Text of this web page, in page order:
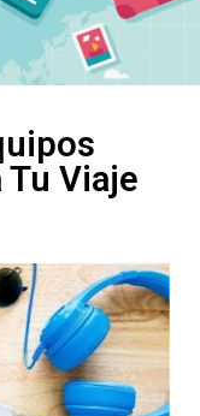
Viaje